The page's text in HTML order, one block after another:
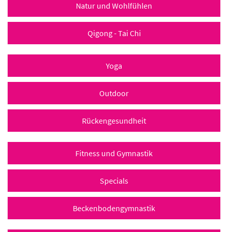
Natur und Wohlfühlen
Qigong - Tai Chi
Yoga
Outdoor
Rückengesundheit
Fitness und Gymnastik
Specials
Beckenbodengymnastik